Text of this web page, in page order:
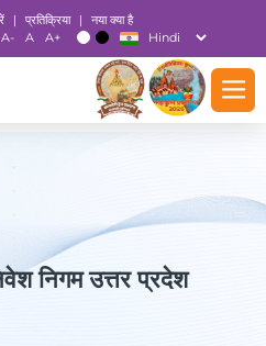
| प्रतिक्रिया |
नया क्या है
A- A A+
निगम उत्तर प्रदेश